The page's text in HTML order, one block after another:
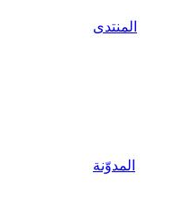
المنتدى
المدوّنة